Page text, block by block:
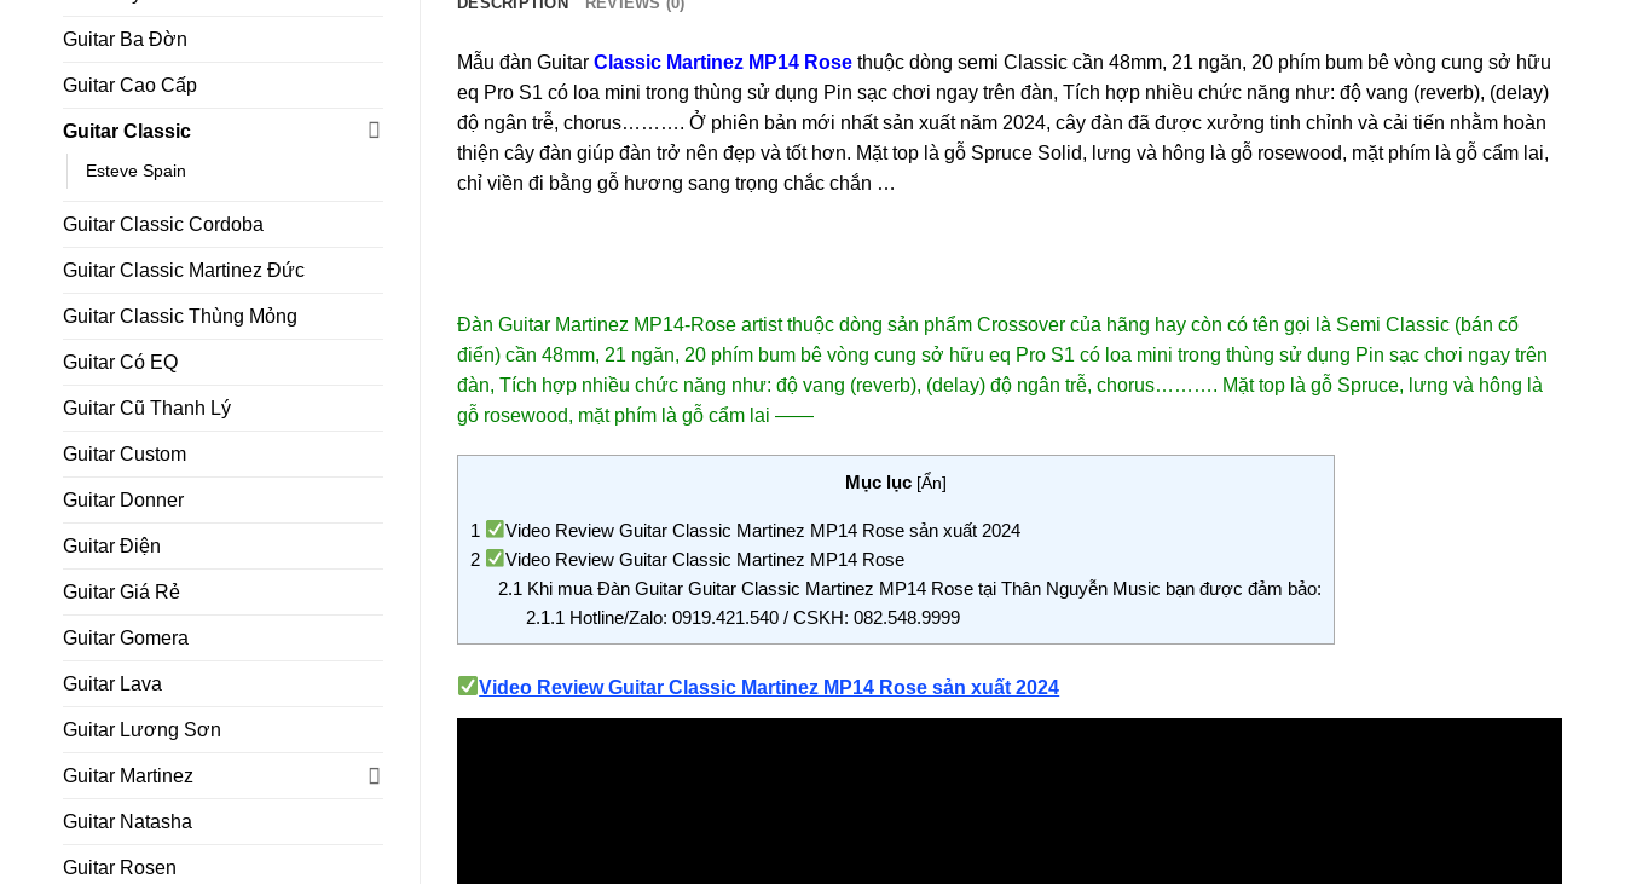
Guitar Ba Đờn
Guitar Cao Cấp
Guitar Classic
Esteve Spain
Guitar Classic Cordoba
Guitar Classic Martinez Đức
Guitar Classic Thùng Mỏng
Guitar Có EQ
Guitar Cũ Thanh Lý
Guitar Custom
Guitar Donner
Guitar Điện
Guitar Giá Rẻ
Guitar Gomera
Guitar Lava
Guitar Lương Sơn
Guitar Martinez
Guitar Natasha
Guitar Rosen
Mẫu đàn Guitar Classic Martinez MP14 Rose thuộc dòng semi Classic cần 48mm, 21 ngăn, 20 phím bum bê vòng cung sở hữu
eq Pro S1 có loa mini trong thùng sử dụng Pin sạc chơi ngay trên đàn, Tích hợp nhiều chức năng như: độ vang (reverb), (delay)
độ ngân trễ, chorus………. Ở phiên bản mới nhất sản xuất năm 2024, cây đàn đã được xưởng tinh chỉnh và cải tiến nhằm hoàn
thiện cây đàn giúp đàn trở nên đẹp và tốt hơn. Mặt top là gỗ Spruce Solid, lưng và hông là gỗ rosewood, mặt phím là gỗ cẩm lai,
chỉ viền đi bằng gỗ hương sang trọng chắc chắn …
Đàn Guitar Martinez MP14-Rose artist thuộc dòng sản phẩm Crossover của hãng hay còn có tên gọi là Semi Classic (bán cổ
điển) cần 48mm, 21 ngăn, 20 phím bum bê vòng cung sở hữu eq Pro S1 có loa mini trong thùng sử dụng Pin sạc chơi ngay trên
đàn, Tích hợp nhiều chức năng như: độ vang (reverb), (delay) độ ngân trễ, chorus………. Mặt top là gỗ Spruce, lưng và hông là
gỗ rosewood, mặt phím là gỗ cẩm lai ——
Mục lục [Ẩn]
1
Video Review Guitar Classic Martinez MP14 Rose sản xuất 2024
2
Video Review Guitar Classic Martinez MP14 Rose
2.1 Khi mua Đàn Guitar Guitar Classic Martinez MP14 Rose tại Thân Nguyễn Music bạn được đảm bảo:
2.1.1 Hotline/Zalo: 0919.421.540 / CSKH: 082.548.9999
Video Review Guitar Classic Martinez MP14 Rose sản xuất 2024